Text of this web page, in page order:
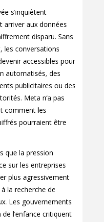
s’inquiètent
arriver aux données
disparu. Sans
les conversations
accessibles pour
automatisés, des
publicitaires ou des
Meta n’a pas
comment les
pourraient être
que la pression
sur les entreprises
plus agressivement
la recherche de
Les gouvernements
l’enfance critiquent